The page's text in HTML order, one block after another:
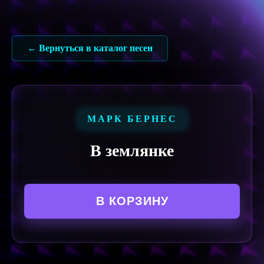
Перейти
содержимому
← Вернуться в каталог песен
МАРК БЕРНЕС
В землянке
В КОРЗИНУ